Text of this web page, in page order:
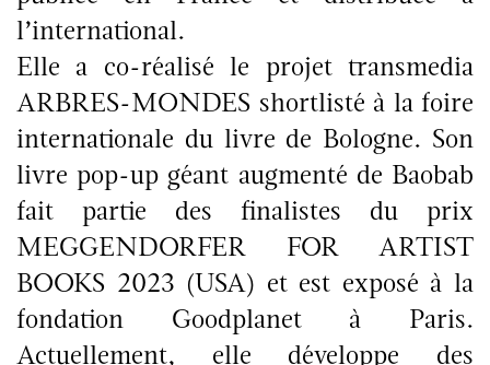
l’international.
Elle a co-réalisé le projet transmedia
ARBRES-MONDES shortlisté à la foire
internationale du livre de Bologne. Son
livre pop-up géant augmenté de Baobab
fait partie des finalistes du prix
MEGGENDORFER FOR ARTIST
BOOKS 2023 (USA) et est exposé à la
fondation Goodplanet à Paris.
Actuellement, elle développe des